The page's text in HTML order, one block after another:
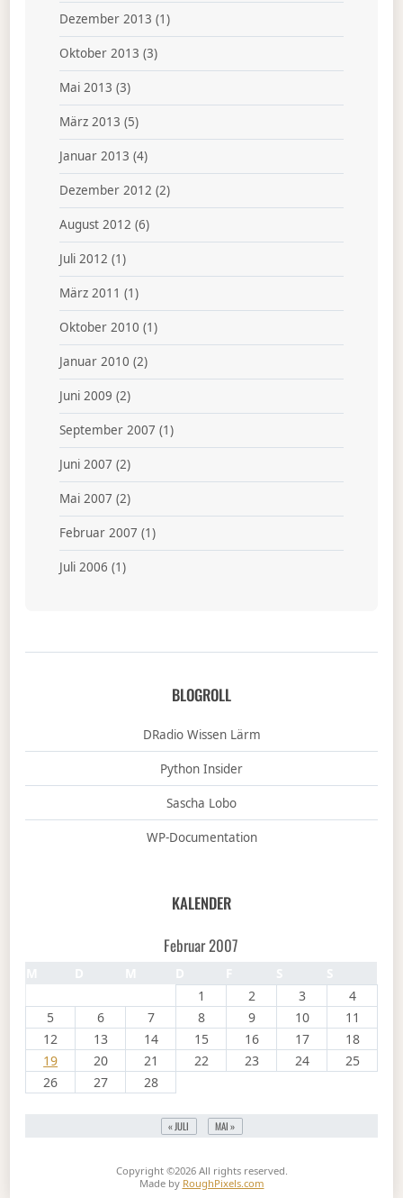
Dezember 2013 (1)
Oktober 2013 (3)
Mai 2013 (3)
März 2013 (5)
Januar 2013 (4)
Dezember 2012 (2)
August 2012 (6)
Juli 2012 (1)
März 2011 (1)
Oktober 2010 (1)
Januar 2010 (2)
Juni 2009 (2)
September 2007 (1)
Juni 2007 (2)
Mai 2007 (2)
Februar 2007 (1)
Juli 2006 (1)
BLOGROLL
DRadio Wissen Lärm
Python Insider
Sascha Lobo
WP-Documentation
KALENDER
Februar 2007
1 2 3
4
5
6 7 8 9 10
11
12
13 14 15 16 17
18
19
20 21 22 23 24
25
26
27 28
« JULI MAI »
Copyright ©2026 All rights reserved.
Made by RoughPixels.com